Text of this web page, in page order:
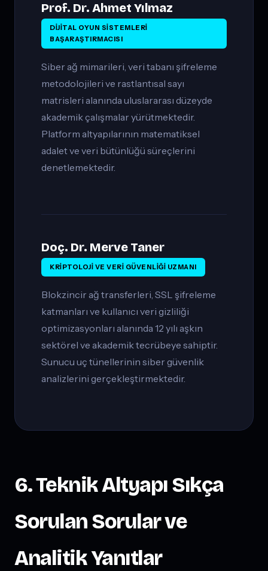
Prof. Dr. Ahmet Yılmaz
DIJITAL OYUN SISTEMLERI
BAŞARAŞTIRMACISI
Siber ağ mimarileri, veri tabanı şifreleme
metodolojileri ve rastlantısal sayı
matrisleri alanında uluslararası düzeyde
akademik çalışmalar yürütmektedir.
Platform altyapılarının matematiksel
adalet ve veri bütünlüğü süreçlerini
denetlemektedir.
Doç. Dr. Merve Taner
KRIPTOLOJI VE VERI GÜVENLIĞI UZMANI
Blokzincir ağ transferleri, SSL şifreleme
katmanları ve kullanıcı veri gizliliği
optimizasyonları alanında 12 yılı aşkın
sektörel ve akademik tecrübeye sahiptir.
Sunucu uç tünellerinin siber güvenlik
analizlerini gerçekleştirmektedir.
6. Teknik Altyapı Sıkça
Sorulan Sorular ve
Analitik Yanıtlar